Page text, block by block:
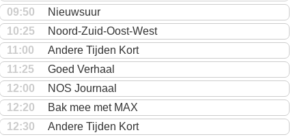
09:50
Nieuwsuur
10:25
Noord-Zuid-Oost-West
11:00
Andere Tijden Kort
11:25
Goed Verhaal
12:00
NOS Journaal
12:20
Bak mee met MAX
12:30
Andere Tijden Kort